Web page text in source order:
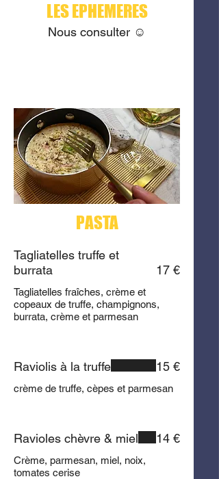
LES EPHEMERES
Nous consulter ☺️
PASTA
Tagliatelles truffe et
burrata
Tagliatelles fraîches, crème et
copeaux de truffe, champignons,
burrata, crème et parmesan
17 €
Raviolis à la truffe
crème de truffe, cèpes et parmesan
15 €
Ravioles chèvre & miel
Crème, parmesan, miel, noix,
tomates cerise
14 €